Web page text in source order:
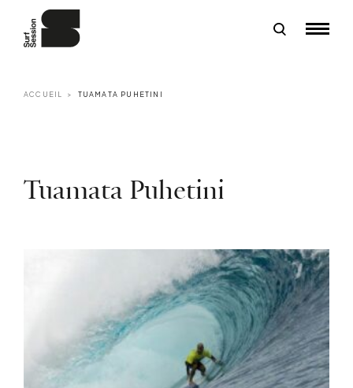
ACCUEIL TUAMATA PUHETINI
Tuamata Puhetini